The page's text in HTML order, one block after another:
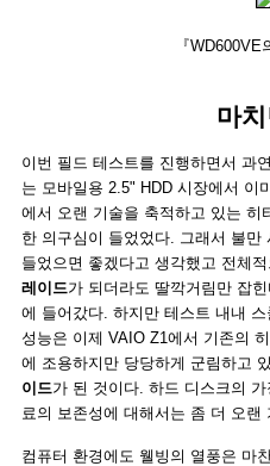
『WD600VE
마
이번 필드 테스트를 진행하면서 과
는 모바일용 2.5" HDD 시장에서 이
에서 오랜 기술을 축적하고 있는
한 의구심이 들었었다. 그래서 불만
들었으면 좋겠다고 생각했고 전체
레이드가 되더라도 딸깍거림만 잡
에 들어갔다. 하지만 테스트 내내
성능은 이제 VAIO Z1에서 기존의
에 조용하지만 당당하게 군림하고
이드가 된 것이다. 하드 디스크의
료의 보존성에 대해서는 좀 더 오
컴퓨터 환경에도 웰빙의 열풍은 마